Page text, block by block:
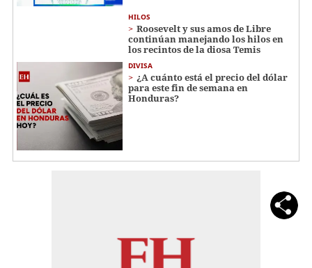
HILOS
Roosevelt y sus amos de Libre
continúan manejando los hilos en
los recintos de la diosa Temis
DIVISA
¿A cuánto está el precio del dólar
para este fin de semana en
Honduras?